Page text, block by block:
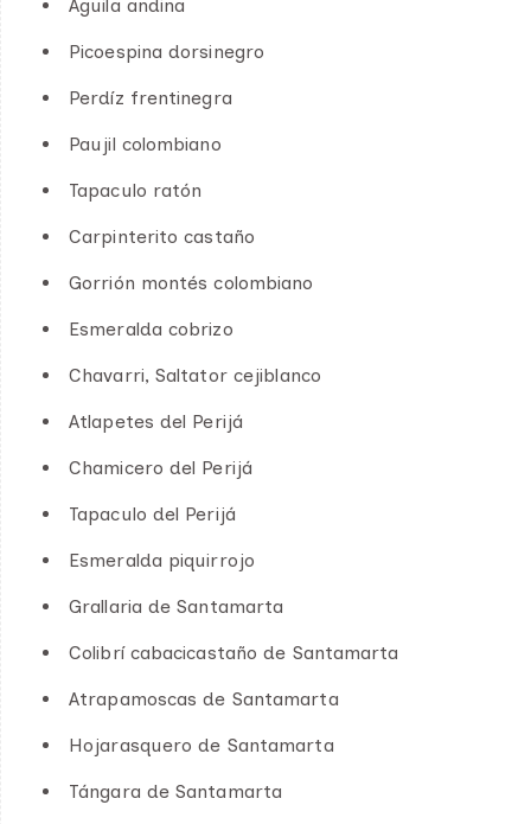
Águila andina
Picoespina dorsinegro
Perdíz frentinegra
Paujil colombiano
Tapaculo ratón
Carpinterito castaño
Gorrión montés colombiano
Esmeralda cobrizo
Chavarri, Saltator cejiblanco
Atlapetes del Perijá
Chamicero del Perijá
Tapaculo del Perijá
Esmeralda piquirrojo
Grallaria de Santamarta
Colibrí cabacicastaño de Santamarta
Atrapamoscas de Santamarta
Hojarasquero de Santamarta
Tángara de Santamarta